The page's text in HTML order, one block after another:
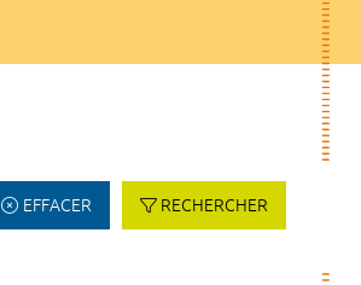
EFFACER RECHERCHER